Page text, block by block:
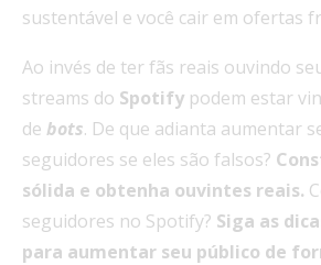
sustentável e você cair em ofertas
Ao invés de ter fãs reais ouvindo
streams do Spotify podem estar
de bots. De que adianta aumentar
seguidores se eles são falsos?
sólida e obtenha ouvintes reais.
seguidores no Spotify? Siga as
para aumentar seu público de